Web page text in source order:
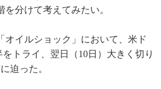
を分けて考えてみたい。
イルショック」において、米ド
トライ、翌日（10日）大きく切り
迫った。